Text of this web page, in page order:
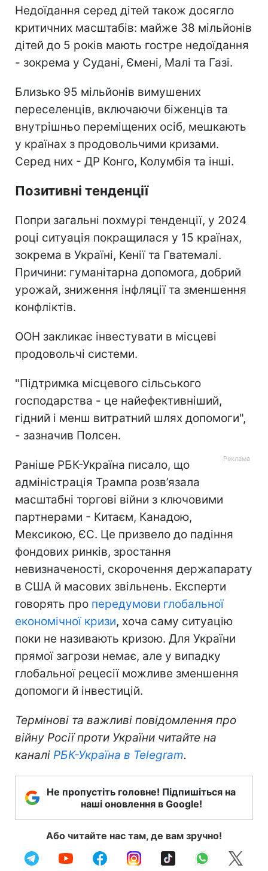
Недоїдання серед дітей також досягло
критичних масштабів: майже 38 мільйонів
дітей до 5 років мають гостре недоїдання
- зокрема у Судані, Ємені, Малі та Газі.
Близько 95 мільйонів вимушених
переселенців, включаючи біженців та
внутрішньо переміщених осіб, мешкають
у країнах з продовольчими кризами.
Серед них - ДР Конго, Колумбія та інші.
Позитивні тенденції
Попри загальні похмурі тенденції, у 2024
році ситуація покращилася у 15 країнах,
зокрема в Україні, Кенії та Гватемалі.
Причини: гуманітарна допомога, добрий
урожай, зниження інфляції та зменшення
конфліктів.
ООН закликає інвестувати в місцеві
продовольчі системи.
"Підтримка місцевого сільського
господарства - це найефективніший,
гідний і менш витратний шлях допомоги",
- зазначив Полсен.
Раніше РБК-Україна писало, що
адміністрація Трампа розв’язала
масштабні торгові війни з ключовими
партнерами - Китаєм, Канадою,
Мексикою, ЄС. Це призвело до падіння
фондових ринків, зростання
невизначеності, скорочення держапарату
в США й масових звільнень. Експерти
говорять про передумови глобальної
економічної кризи, хоча саму ситуацію
поки не називають кризою. Для України
прямої загрози немає, але у випадку
глобальної рецесії можливе зменшення
допомоги й інвестицій.
Термінові та важливі повідомлення про
війну Росії проти України читайте на
каналі РБК-Україна в Telegram.
Не пропустіть головне! Підпишіться на
наші оновлення в Google!
Або читайте нас там, де вам зручно!